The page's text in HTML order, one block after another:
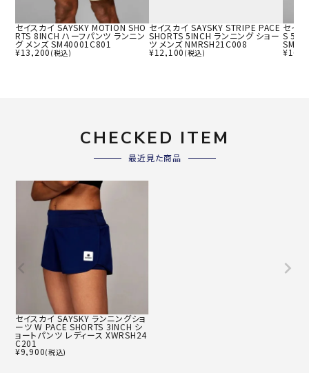
セイスカイ SAYSKY MOTION SHO
RTS 8INCH ハーフパンツ ランニン
グ メンズ SM40001C801
¥13,200 (税込)
セイスカイ SAYSKY STRIPE PACE
SHORTS 5INCH ランニング ショー
ツ メンズ NMRSH21C008
¥12,100 (税込)
セイ
S
¥
CHECKED ITEM
最近見た商品
セイスカイ SAYSKY ランニングショ
ーツ W PACE SHORTS 3INCH シ
ョートパンツ レディース XWRSH24
C201
¥9,900(税込)